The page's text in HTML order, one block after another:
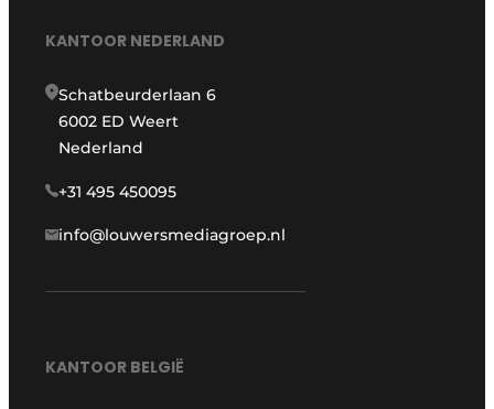
KANTOOR NEDERLAND
Schatbeurderlaan 6
6002 ED Weert
Nederland
+31 495 450095
info@louwersmediagroep.nl
KANTOOR BELGIË